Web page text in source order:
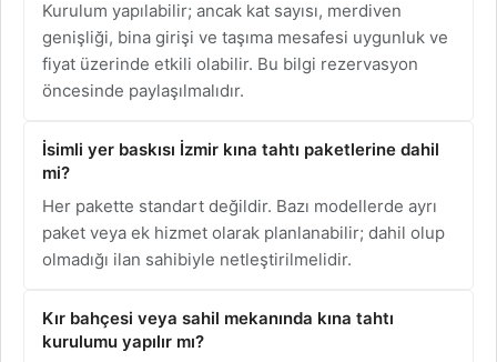
Kurulum yapılabilir; ancak kat sayısı, merdiven
genişliği, bina girişi ve taşıma mesafesi uygunluk ve
fiyat üzerinde etkili olabilir. Bu bilgi rezervasyon
öncesinde paylaşılmalıdır.
İsimli yer baskısı İzmir kına tahtı paketlerine dahil
mi?
Her pakette standart değildir. Bazı modellerde ayrı
paket veya ek hizmet olarak planlanabilir; dahil olup
olmadığı ilan sahibiyle netleştirilmelidir.
Kır bahçesi veya sahil mekanında kına tahtı
kurulumu yapılır mı?